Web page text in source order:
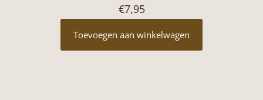
€7,95
Toevoegen aan winkelwagen